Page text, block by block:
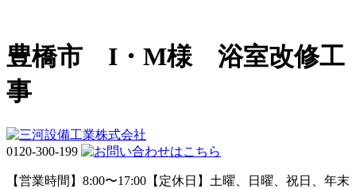
豊橋市 I・M様 浴室改修工
事
0120-300-199
【営業時間】8:00〜17:00【定休日】土曜、日曜、祝日、年末